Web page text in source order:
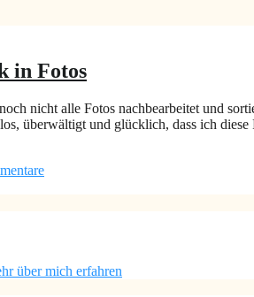
in Fotos
nicht alle Fotos nachbearbeitet und
überwältigt und glücklich, dass ich
über mich erfahren